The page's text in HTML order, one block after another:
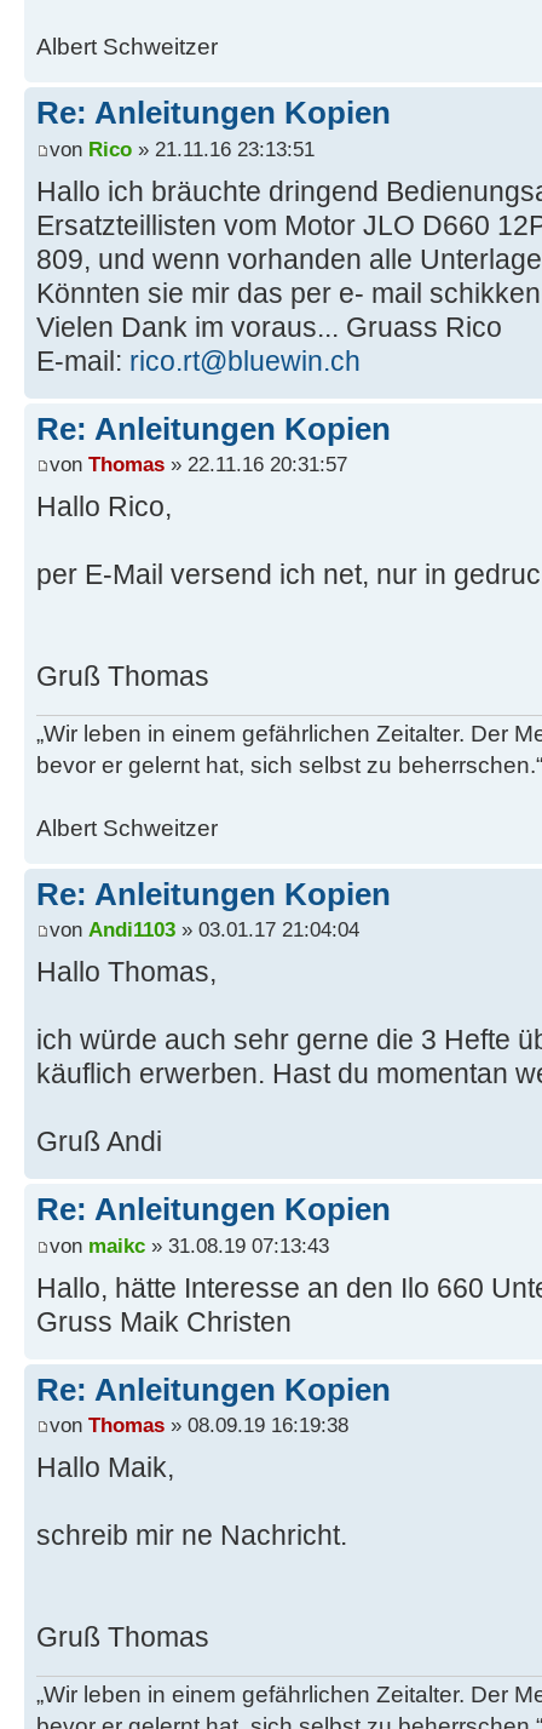
Albert Schweitzer
Re: Anleitungen Kopien
von Rico » 21.11.16 23:13:51
Hallo ich bräuchte dringend
Ersatzteillisten vom Motor JLO D660
809, und wenn vorhanden alle
Könnten sie mir das per e- mail
Vielen Dank im voraus... Gruass Rico
E-mail: rico.rt@bluewin.ch
Re: Anleitungen Kopien
von Thomas » 22.11.16 20:31:57
Hallo Rico,
per E-Mail versend ich net, nur in
Gruß Thomas
„Wir leben in einem gefährlichen Zeitalter. Der
bevor er gelernt hat, sich selbst zu beherrschen.“
Albert Schweitzer
Re: Anleitungen Kopien
von Andi1103 » 03.01.17 21:04:04
Hallo Thomas,
ich würde auch sehr gerne die 3 Hefte
käuflich erwerben. Hast du momentan
Gruß Andi
Re: Anleitungen Kopien
von maikc » 31.08.19 07:13:43
Hallo, hätte Interesse an den Ilo 660
Gruss Maik Christen
Re: Anleitungen Kopien
von Thomas » 08.09.19 16:19:38
Hallo Maik,
schreib mir ne Nachricht.
Gruß Thomas
„Wir leben in einem gefährlichen Zeitalter. Der